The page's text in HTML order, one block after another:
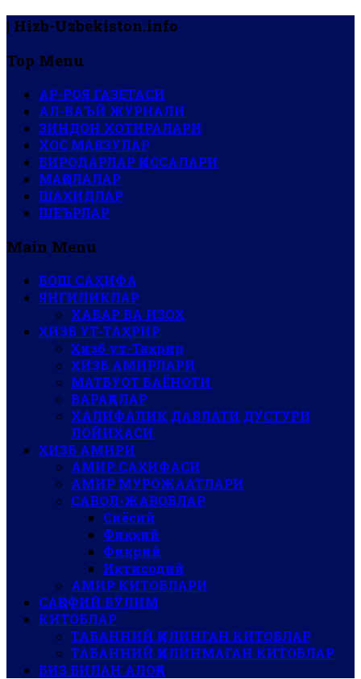
| Hizb-Uzbekiston.info
Top Menu
АР-РОЯ ГАЗЕТАСИ
АЛ-ВАЪЙ ЖУРНАЛИ
ЗИНДОН ХОТИРАЛАРИ
ХОС МАВЗУЛАР
БИРОДАРЛАР ҚИССАЛАРИ
МАҚОЛАЛАР
ШАҲИДЛАР
ШЕЪРЛАР
Main Menu
БОШ САҲИФА
ЯНГИЛИКЛАР
ХАБАР ВА ИЗОҲ
ҲИЗБ УТ-ТАҲРИР
Ҳизб ут-Таҳрир
ҲИЗБ АМИРЛАРИ
МАТБУОТ БАЁНОТИ
ВАРАҚАЛАР
ХАЛИФАЛИК ДАВЛАТИ ДУСТУРИ
ЛОЙИҲАСИ
ҲИЗБ АМИРИ
АМИР САҲИФАСИ
АМИР МУРОЖААТЛАРИ
САВОЛ-ЖАВОБЛАР
Сиёсий
Фиқҳий
Фикрий
Иқтисодий
АМИР КИТОБЛАРИ
САҚОФИЙ БЎЛИМ
КИТОБЛАР
ТАБАННИЙ ҚИЛИНГАН КИТОБЛАР
ТАБАННИЙ ҚИЛИНМАГАН КИТОБЛАР
БИЗ БИЛАН АЛОҚА